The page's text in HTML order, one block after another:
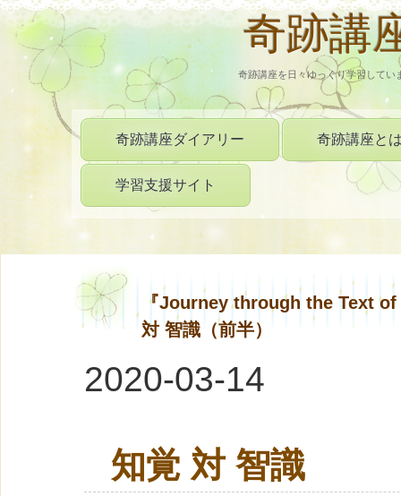
奇跡講
奇跡講座を日々ゆっくり学習してい
奇跡講座ダイアリー 奇跡講座と
学習支援サイト
『Journey through the Text of
対 智識（前半）
2020-03-14
知覚 対 智識